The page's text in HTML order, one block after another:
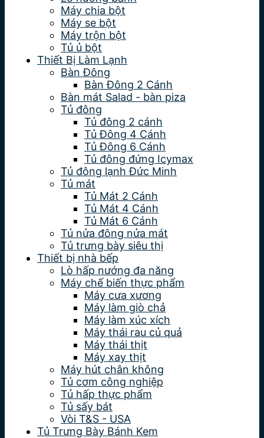
Máy chia bột
Máy se bột
Máy trộn bột
Tủ ủ bột
Thiết Bị Làm Lạnh
Bàn Đông
Bàn Đông 2 Cánh
Bàn mát Salad - bàn piza
Tủ đông
Tủ đông 2 cánh
Tủ Đông 4 Cánh
Tủ Đông 6 Cánh
Tủ đông đứng Icymax
Tủ đông lạnh Đức Minh
Tủ mát
Tủ Mát 2 Cánh
Tủ Mát 4 Cánh
Tủ Mát 6 Cánh
Tủ nửa đông nửa mát
Tủ trưng bày siêu thị
Thiết bị nhà bếp
Lò hấp nướng đa năng
Máy chế biến thực phẩm
Máy cưa xương
Máy làm giò chả
Máy làm xúc xích
Máy thái rau củ quả
Máy thái thịt
Máy xay thịt
Máy hút chân không
Tủ cơm công nghiệp
Tủ hấp thực phẩm
Tủ sấy bát
Vòi T&S - USA
Tủ Trưng Bày Bánh Kem